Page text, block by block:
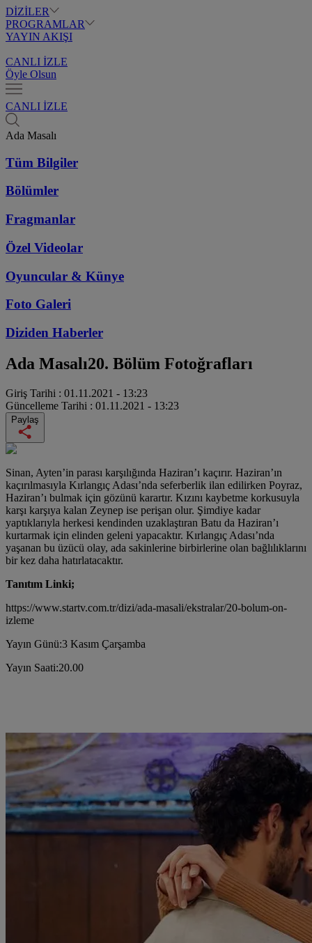
DİZİLER
PROGRAMLAR
YAYIN AKIŞI
CANLI İZLE
Öyle Olsun
CANLI İZLE
Ada Masalı
Tüm Bilgiler
Bölümler
Fragmanlar
Özel Videolar
Oyuncular & Künye
Foto Galeri
Diziden Haberler
Ada Masalı20. Bölüm Fotoğrafları
Giriş Tarihi : 01.11.2021 - 13:23
Güncelleme Tarihi : 01.11.2021 - 13:23
Paylaş
Sinan, Ayten’in parası karşılığında Haziran’ı kaçırır. Haziran’ın
kaçırılmasıyla Kırlangıç Adası’nda seferberlik ilan edilirken Poyraz,
Haziran’ı bulmak için gözünü karartır. Kızını kaybetme korkusuyla
karşı karşıya kalan Zeynep ise perişan olur. Şimdiye kadar
yaptıklarıyla herkesi kendinden uzaklaştıran Batu da Haziran’ı
kurtarmak için elinden geleni yapacaktır. Kırlangıç Adası’nda
yaşanan bu üzücü olay, ada sakinlerine birbirlerine olan bağlılıklarını
bir kez daha hatırlatacaktır.
Tanıtım Linki;
https://www.startv.com.tr/dizi/ada-masali/ekstralar/20-bolum-on-
izleme
Yayın Günü:3 Kasım Çarşamba
Yayın Saati:20.00